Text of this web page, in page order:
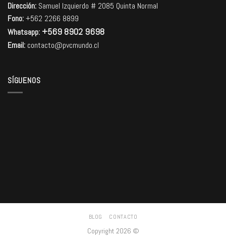
Dirección: Samuel Izquierdo # 2085 Quinta Normal
Fono:+562 2266 8899
Whatsapp: +569 8902 9698
Email: contacto@pvcmundo.cl
SÍGUENOS
BLOG CONTACTO
Copyright 2026 ©